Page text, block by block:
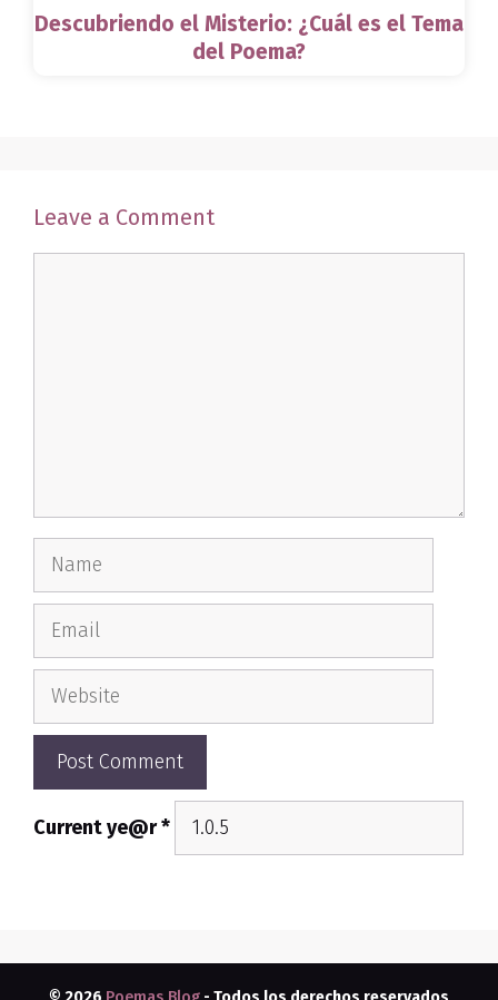
Descubriendo el Misterio: ¿Cuál es el Tema
del Poema?
Leave a Comment
Name
Email
Website
Current ye@r*